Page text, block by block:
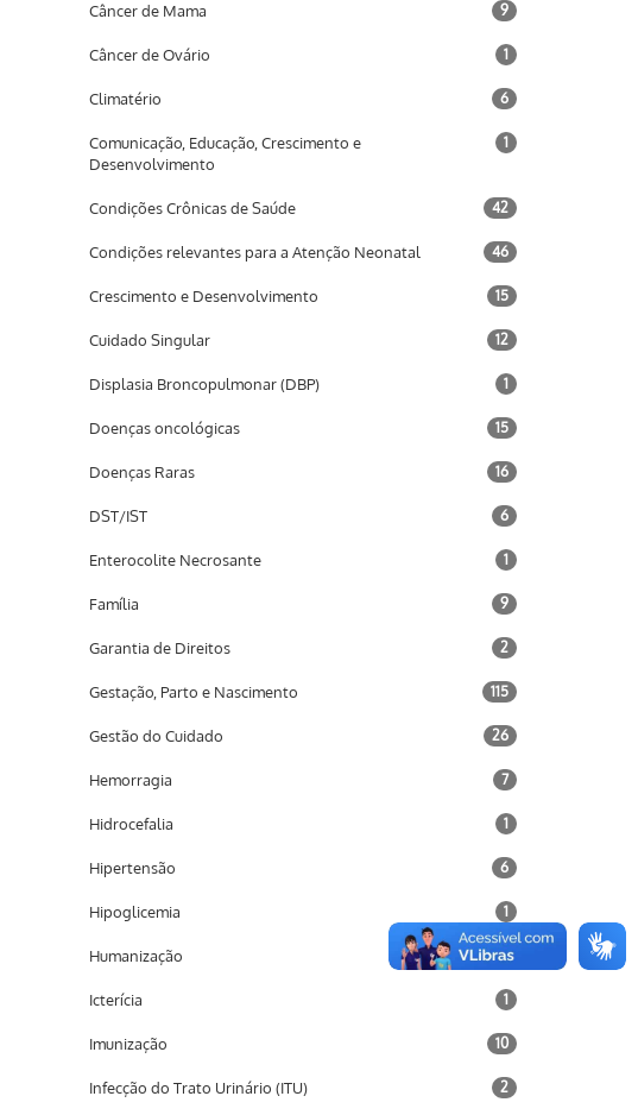
Câncer de Mama 9
Câncer de Ovário 1
Climatério 6
Comunicação, Educação, Crescimento e
Desenvolvimento
1
Condições Crônicas de Saúde 42
Condições relevantes para a Atenção Neonatal 46
Crescimento e Desenvolvimento 15
Cuidado Singular 12
Displasia Broncopulmonar (DBP) 1
Doenças oncológicas 15
Doenças Raras 16
DST/IST 6
Enterocolite Necrosante 1
Família 9
Garantia de Direitos 2
Gestação, Parto e Nascimento 115
Gestão do Cuidado 26
Hemorragia 7
Hidrocefalia 1
Hipertensão 6
Hipoglicemia 1
Humanização 2
Icterícia 1
Imunização 10
Infecção do Trato Urinário (ITU) 2